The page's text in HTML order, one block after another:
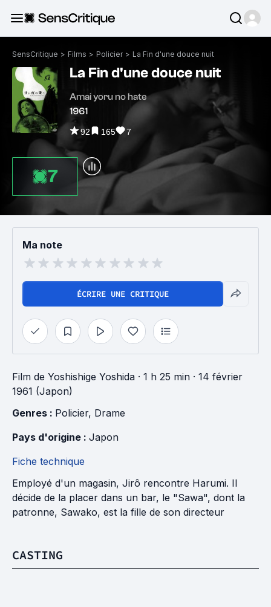
SensCritique > Films > Policier > La Fin d'une douce nuit
La Fin d'une douce nuit
Amai yoru no hate
1961
92 165 7
7
Ma note
ÉCRIRE UNE CRITIQUE
Film de Yoshishige Yoshida · 1 h 25 min · 14 février
1961 (Japon)
Genres : Policier, Drame
Pays d'origine : Japon
Fiche technique
Employé d'un magasin, Jirô rencontre Harumi. Il
décide de la placer dans un bar, le "Sawa", dont la
patronne, Sawako, est la fille de son directeur
CASTING